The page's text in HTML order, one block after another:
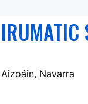
Aizoáin, Navarra